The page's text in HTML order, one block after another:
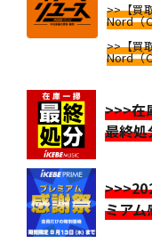
>>【買
Nord（
>>【買
Nord（
>>>在
最終処
ミアム